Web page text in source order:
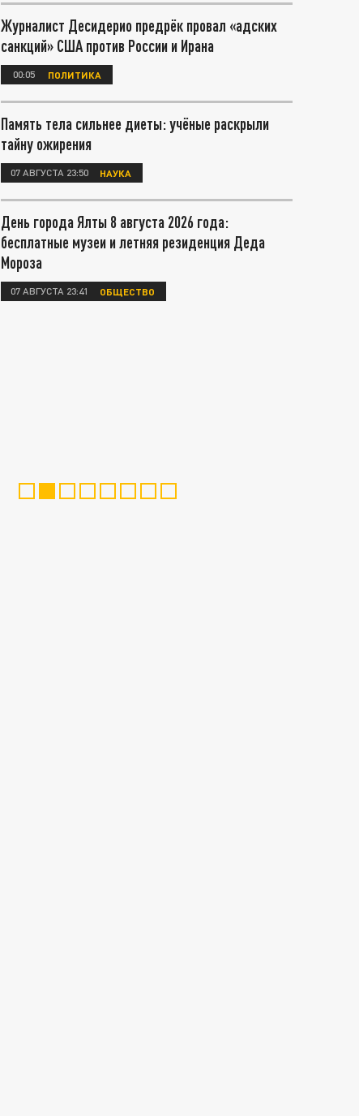
Журналист Десидерио предрёк провал «адских
санкций» США против России и Ирана
00:05 ПОЛИТИКА
Память тела сильнее диеты: учёные раскрыли
тайну ожирения
07 АВГУСТА 23:50 НАУКА
День города Ялты 8 августа 2026 года:
бесплатные музеи и летняя резиденция Деда
Мороза
07 АВГУСТА 23:41 ОБЩЕСТВО